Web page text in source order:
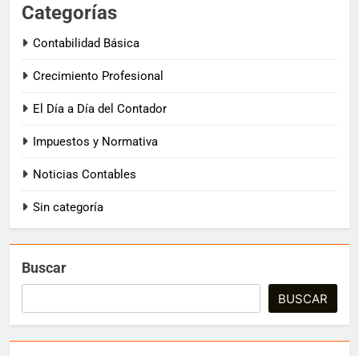
Categorías
Contabilidad Básica
Crecimiento Profesional
El Día a Día del Contador
Impuestos y Normativa
Noticias Contables
Sin categoría
Buscar
BUSCAR